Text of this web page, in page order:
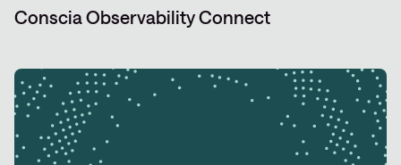
Conscia Observability Connect